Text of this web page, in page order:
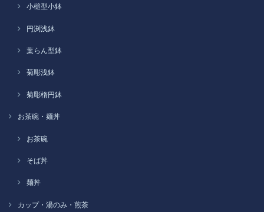
小槌型小鉢
円渕浅鉢
葉らん型鉢
菊彫浅鉢
菊彫楕円鉢
お茶碗・麺丼
お茶碗
そば丼
麺丼
カップ・湯のみ・煎茶